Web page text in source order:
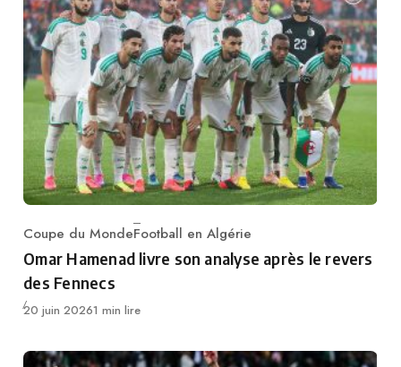
Category
Coupe du MondeFootball en Algérie
Omar Hamenad livre son analyse après le revers
des Fennecs
Publié
20 juin 20261 min lire